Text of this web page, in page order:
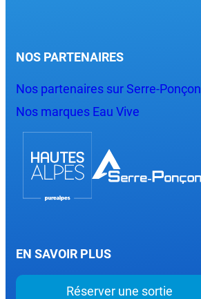
NOS PARTENAIRES
Nos partenaires sur Serre-Ponçon
Nos marques Eau Vive
EN SAVOIR PLUS
Réserver une sortie